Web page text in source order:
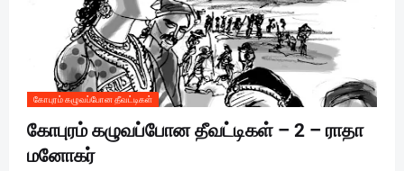
கோபுரம் கழுவப்போன தீவட்டிகள்
கோபுரம் கழுவப்போன தீவட்டிகள் – 2 – ராதா
மனோகர்